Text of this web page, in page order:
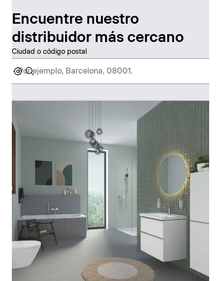
Encuentre nuestro
distribuidor más cercano
Ciudad o código postal